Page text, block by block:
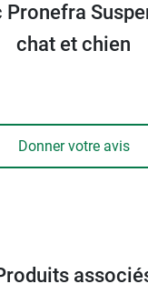
dans le but de
à différents niveaux.
et de faire
reins. Le chitosan
Pronefra
chat et chien
Donner votre avis